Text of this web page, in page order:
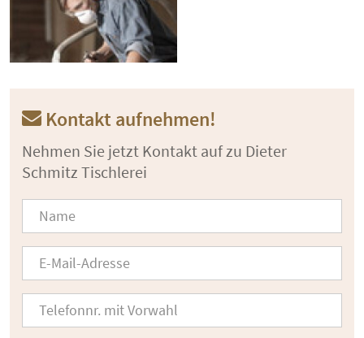
Kontakt aufnehmen!
Nehmen Sie jetzt Kontakt auf zu Dieter
Schmitz Tischlerei